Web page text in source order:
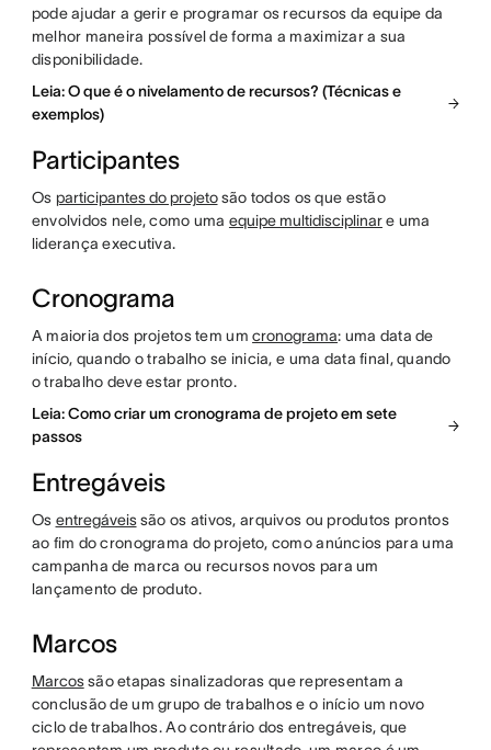
pode ajudar a gerir e programar os recursos da equipe da
melhor maneira possível de forma a maximizar a sua
disponibilidade.
Leia: O que é o nivelamento de recursos? (Técnicas e
exemplos)
Participantes
Os participantes do projetosão todos os que estão
envolvidos nele, como uma equipe multidisciplinare uma
liderança executiva.
Cronograma
A maioria dos projetos tem umcronograma: uma data de
início, quando o trabalho se inicia, e uma data final, quando
o trabalho deve estar pronto.
Leia: Como criar um cronograma de projeto em sete
passos
Entregáveis
Os entregáveissão os ativos, arquivos ou produtos prontos
ao fim do cronograma do projeto, como anúncios para uma
campanha de marca ou recursos novos para um
lançamento de produto.
Marcos
Marcossão etapas sinalizadoras que representam a
conclusão de um grupo de trabalhos e o início um novo
ciclo de trabalhos. Ao contrário dos entregáveis, que